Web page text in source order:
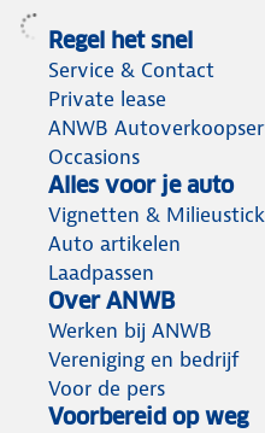
Regel het snel
Service & Contact
Private lease
ANWB
Occasions
Alles voor je auto
Vignetten &
Auto artikelen
Laadpassen
Over ANWB
Werken bij ANWB
Vereniging en bedrijf
Voor de pers
Voorbereid op weg